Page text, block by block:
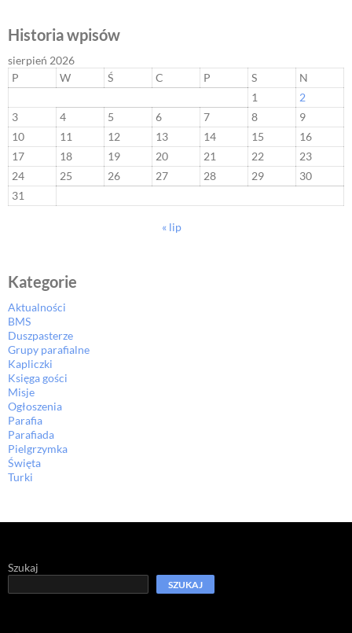
Historia wpisów
sierpień 2026
P
W Ś C P S
N
1
2
3
4 5 6 7 8
9
10
11 12 13 14 15
16
17
18 19 20 21 22
23
24
25 26 27 28 29
30
31
« lip
Kategorie
Aktualności
BMS
Duszpasterze
Grupy parafialne
Kapliczki
Księga gości
Misje
Ogłoszenia
Parafia
Parafiada
Pielgrzymka
Święta
Turki
Szukaj
SZUKAJ